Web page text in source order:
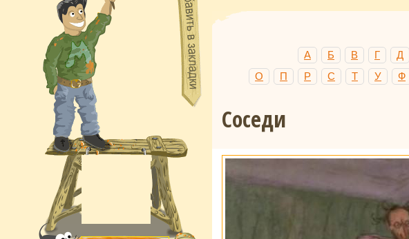
А Б В Г Д
О
П Р С Т У Ф
Соседи